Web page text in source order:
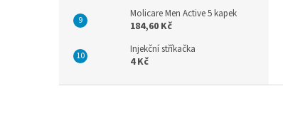
Molicare Men Active 5 kapek
184,60 Kč
Injekční stříkačka
4 Kč